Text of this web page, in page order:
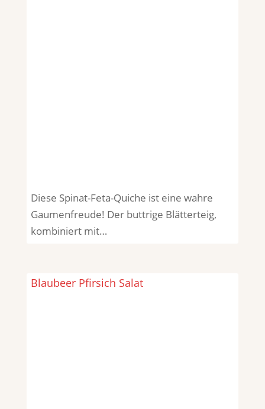
Diese Spinat-Feta-Quiche ist eine wahre
Gaumenfreude! Der buttrige Blätterteig,
kombiniert mit…
Blaubeer Pfirsich Salat